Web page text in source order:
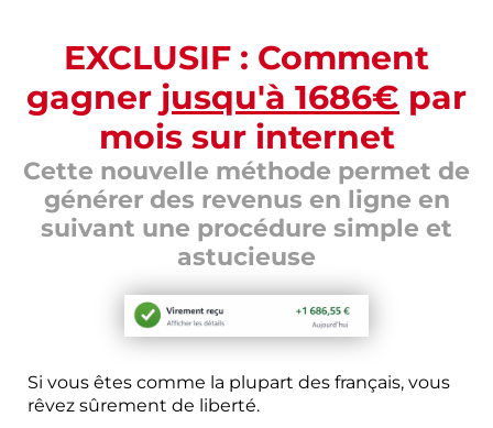
EXCLUSIF : Comment
gagner jusqu'à 1686€ par
mois sur internet
Cette nouvelle méthode permet de
générer des revenus en ligne en
suivant une procédure simple et
astucieuse
Si vous êtes comme la plupart des français, vous
rêvez sûrement de liberté.